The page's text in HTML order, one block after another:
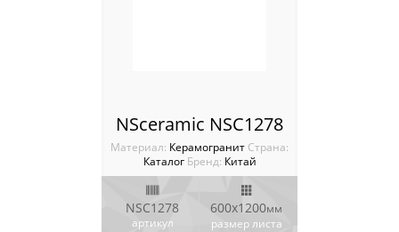
NSceramic NSC1278
Материал: Керамогранит Cтрана:
Каталог Бренд: Китай
NSC1278
артикул
600x1200мм
размер листа